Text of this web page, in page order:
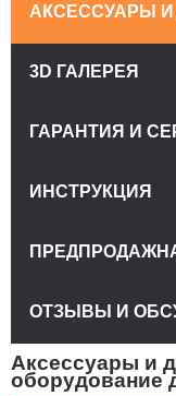
Аксессуары и
оборудование
АКСЕССУАРЫ
3D ГАЛЕРЕЯ
ГАРАНТИЯ И
ИНСТРУКЦИЯ
ОТЗЫВЫ И